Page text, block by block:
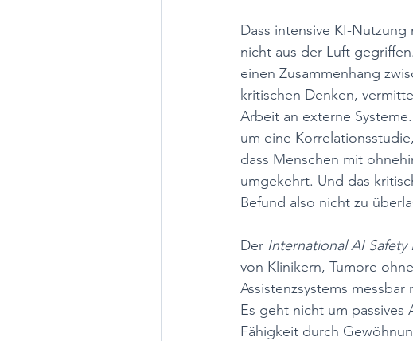
Dass intensive KI-
nicht aus der Luft
einen Zusammenhang
kritischen Denken,
Arbeit an externe
um eine
dass Menschen mit
umgekehrt. Und das
Befund also nicht zu
Der International AI Safety
von Klinikern, Tumore
Assistenzsystems
Es geht nicht um
Fähigkeit durch